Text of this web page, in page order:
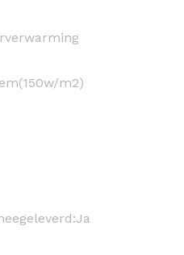
m2)
Ja